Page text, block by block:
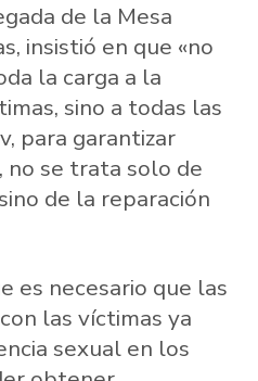
de la Mesa
insistió en que «no
la carga a la
sino a todas las
para garantizar
no se trata solo de
de la reparación
es necesario que las
las víctimas ya
sexual en los